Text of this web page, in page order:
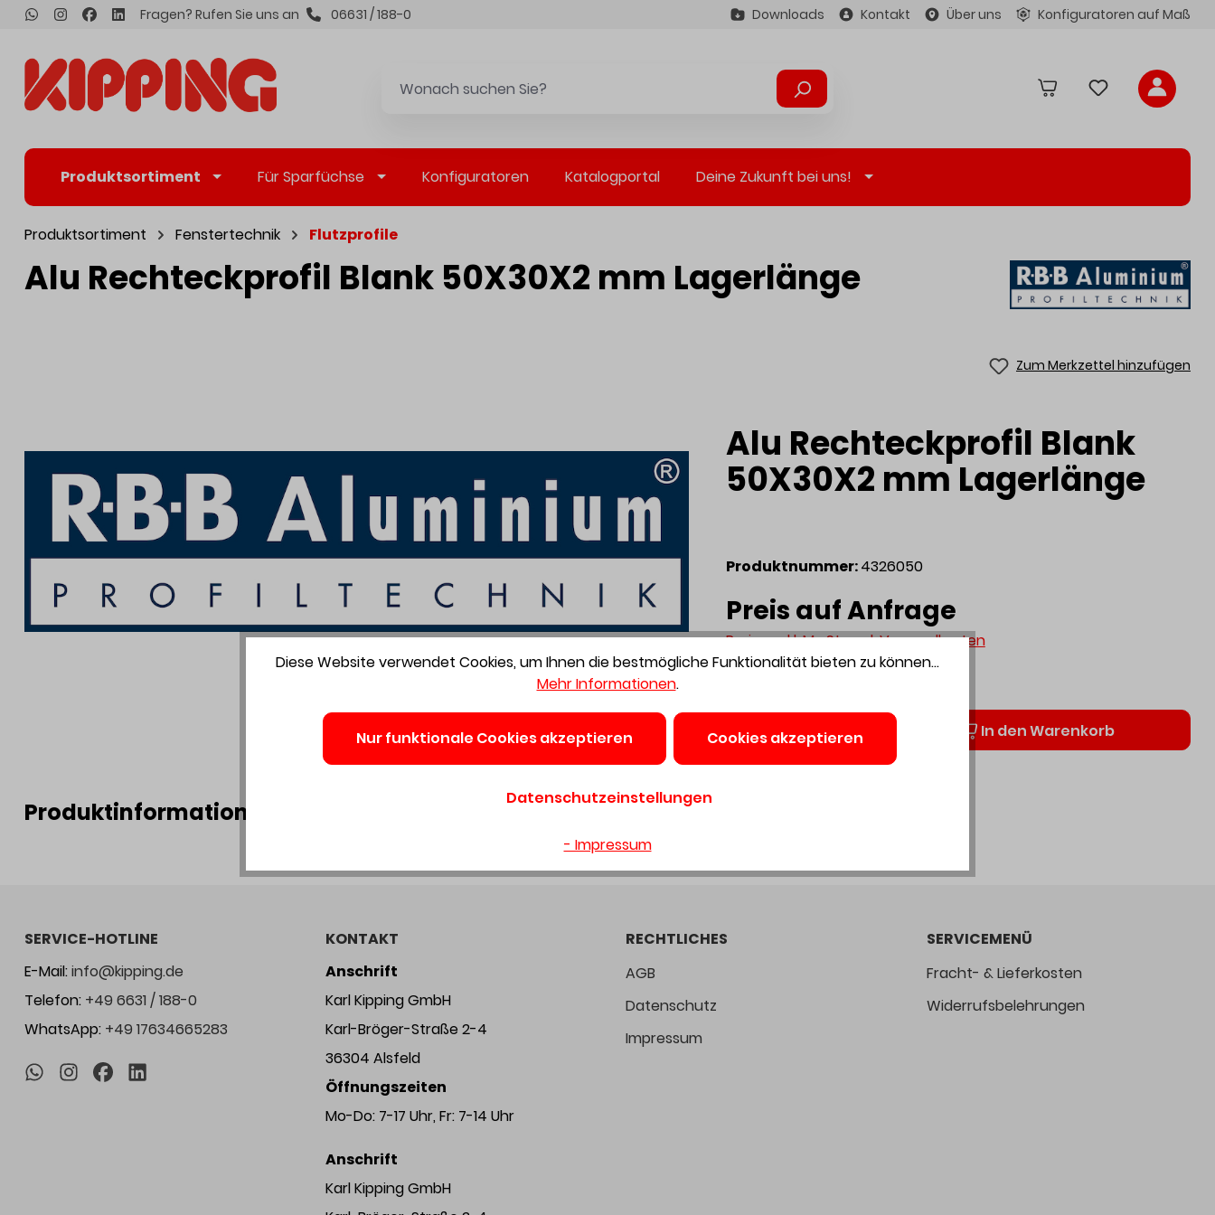
springen Fragen? Rufen Sie uns an 06631 / 188-0 Downloads Kontakt Über uns Konfiguratoren auf Maß
Produktsortiment Für Sparfüchse Konfiguratoren Katalogportal Deine Zukunft bei uns!
Produktsortiment Fenstertechnik Flutzprofile
Alu Rechteckprofil Blank 50X30X2 mm Lagerlänge
Zum Merkzettel hinzufügen
Alu Rechteckprofil Blank
50X30X2 mm Lagerlänge
Produktnummer:4326050
Preis auf Anfrage
Preise exkl. MwSt. zzgl. Versandkosten
Anzahl
In den Warenkorb
Produktinformationen
SERVICE-HOTLINE
E-Mail:info@kipping.de
Telefon: +49 6631 / 188-0
WhatsApp: +49 17634665283
KONTAKT
Anschrift
Karl Kipping GmbH
Karl-Bröger-Straße 2-4
36304 Alsfeld
Öffnungszeiten
Mo-Do: 7-17 Uhr, Fr: 7-14 Uhr
Anschrift
Karl Kipping GmbH
RECHTLICHES
AGB
Datenschutz
Impressum
SERVICEMENÜ
Fracht- & Lieferkosten
Widerrufsbelehrungen
Diese Website verwendet Cookies, um Ihnen die bestmögliche Funktionalität bieten zu können...
Mehr Informationen.
Nur funktionale Cookies akzeptieren Cookies akzeptieren
Datenschutzeinstellungen
- Impressum